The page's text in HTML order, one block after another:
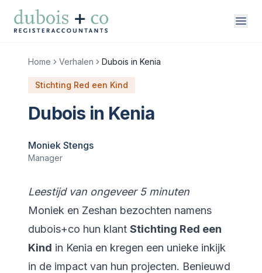
Direct naar inhoud
vakgebieden
over ons
werken bij
Home Verhalen Dubois in Kenia
Stichting Red een Kind
Dubois in Kenia
Moniek Stengs
Manager
Leestijd van ongeveer 5 minuten
Moniek en Zeshan bezochten namens
dubois+co hun klant Stichting Red een
Kind in Kenia en kregen een unieke inkijk
in de impact van hun projecten. Benieuwd